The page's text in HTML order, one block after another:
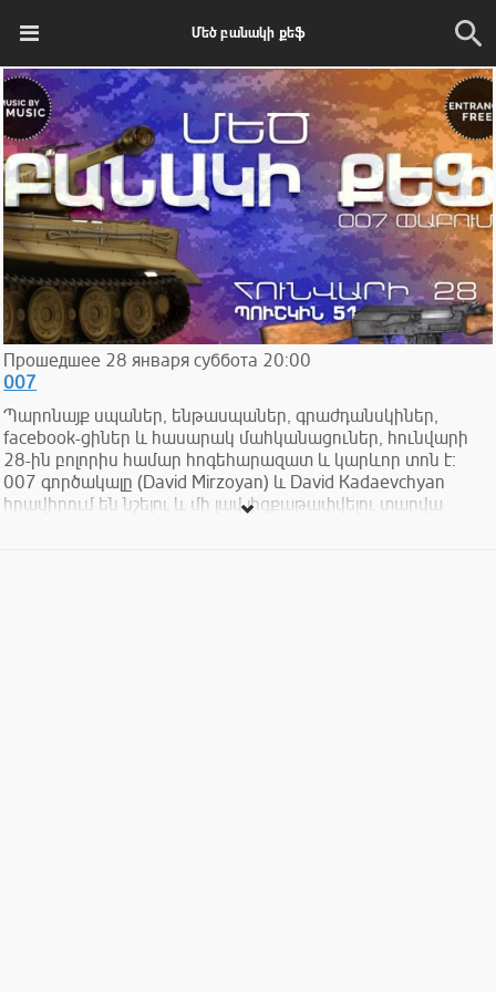
Մեծ բանակի քեֆ
Прошедшее 28 января суббота 20:00
007
Պարոնայք սպաներ, ենթասպաներ, գրաժդանսկիներ,
facebook-ցիներ և հասարակ մահկանացուներ, հունվարի
28-ին բոլորիս համար հոգեհարազատ և կարևոր տոն է։
007 գործակալը (David Mirzoyan) և David Kadaevchyan
հրավիրում են նշելու և մի լավ լիցքաթափվելու տարվա